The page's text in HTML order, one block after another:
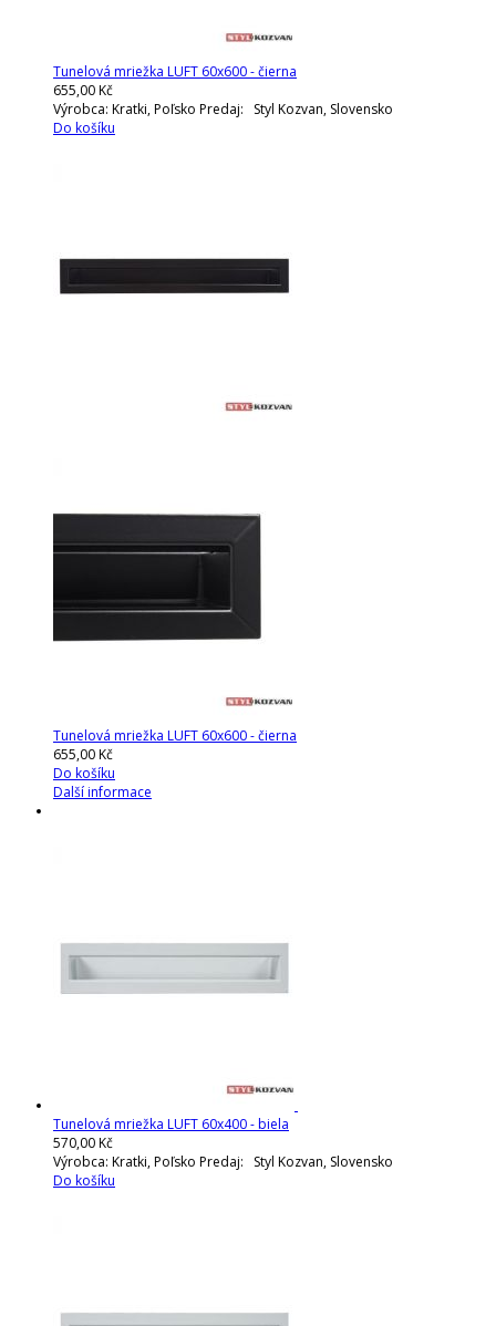
Tunelová mriežka LUFT 60x600 - čierna
655,00 Kč
Výrobca: Kratki, Poľsko Predaj: Styl Kozvan, Slovensko
Do košíku
Tunelová mriežka LUFT 60x600 - čierna
655,00 Kč
Do košíku
Další informace
Tunelová mriežka LUFT 60x400 - biela
570,00 Kč
Výrobca: Kratki, Poľsko Predaj: Styl Kozvan, Slovensko
Do košíku